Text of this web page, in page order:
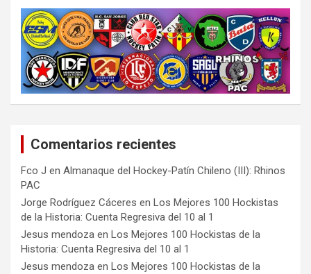
Comentarios recientes
Fco J en Almanaque del Hockey-Patín Chileno (III): Rhinos
PAC
Jorge Rodríguez Cáceres en Los Mejores 100 Hockistas
de la Historia: Cuenta Regresiva del 10 al 1
Jesus mendoza en Los Mejores 100 Hockistas de la
Historia: Cuenta Regresiva del 10 al 1
Jesus mendoza en Los Mejores 100 Hockistas de la